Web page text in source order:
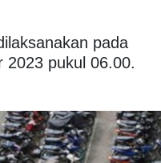
pada
2023 pukul 06.00.